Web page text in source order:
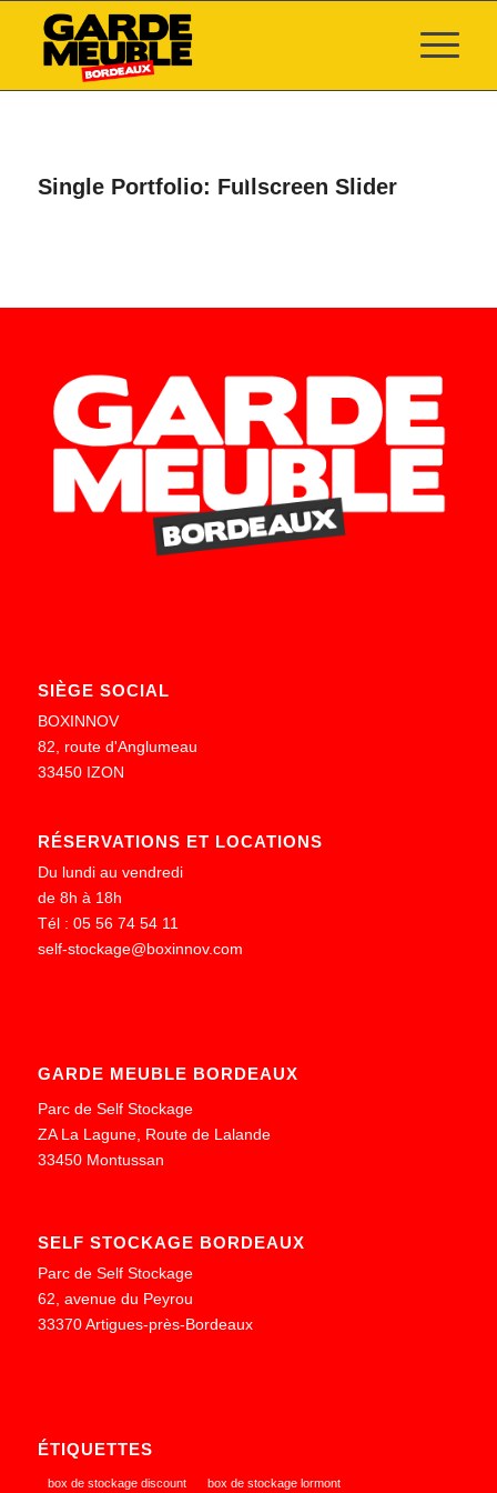
Single Portfolio: Fullscreen Slider
SIÈGE SOCIAL
BOXINNOV
82, route d'Anglumeau
33450 IZON
RÉSERVATIONS ET LOCATIONS
Du lundi au vendredi
de 8h à 18h
Tél : 05 56 74 54 11
self-stockage@boxinnov.com
GARDE MEUBLE BORDEAUX
Parc de Self Stockage
ZA La Lagune, Route de Lalande
33450 Montussan
SELF STOCKAGE BORDEAUX
Parc de Self Stockage
62, avenue du Peyrou
33370 Artigues-près-Bordeaux
ÉTIQUETTES
box de stockage discount box de stockage lormont